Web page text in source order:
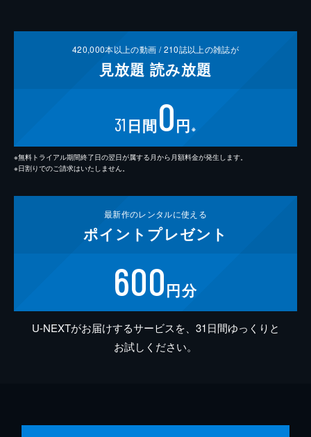
420,000本以上の動画 /210誌以上の雑誌が
見放題 読み放題
31 日間0円 ※
※無料トライアル期間終了日の翌日が属する月から月額料金が発生します。
※日割りでのご請求はいたしません。
最新作のレンタルに使える
ポイント プレゼント
600円分
U-NEXTがお届けするサービスを、31日間ゆっくりと
お試しください。